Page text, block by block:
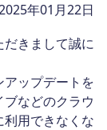
年01月22日
きまして誠に
ップデートを
などのクラウ
利用できなくな